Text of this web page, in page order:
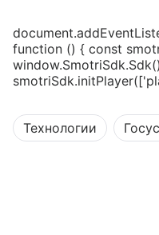
function () { const
Технологии